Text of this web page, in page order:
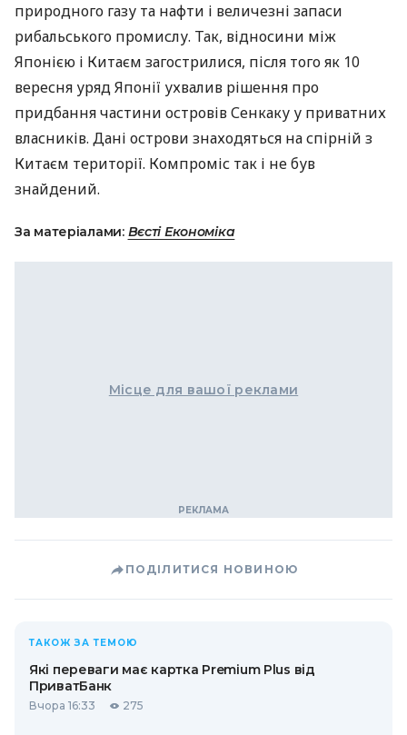
природного газу та нафти і величезні запаси
рибальського промислу. Так, відносини між
Японією і Китаєм загострилися, після того як 10
вересня уряд Японії ухвалив рішення про
придбання частини островів Сенкаку у приватних
власників. Дані острови знаходяться на спірній з
Китаєм території. Компроміс так і не був
знайдений.
За матеріалами: Вєсті Економіка
Місце для вашої реклами
ПОДІЛИТИСЯ НОВИНОЮ
ТАКОЖ ЗА ТЕМОЮ
Які переваги має картка Premium Plus від
ПриватБанк
Вчора 16:33 275